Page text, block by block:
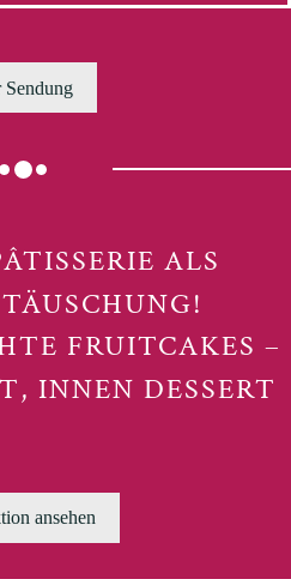
Sendung
ALS
FRUITCAKES –
INNEN DESSERT
ansehen